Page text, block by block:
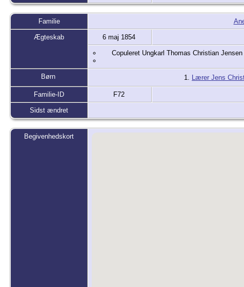
Familie
Ægteskab 6 maj 1854
Copuleret Ungkarl Thomas Christian
Børn 1. Lærer Jens
Familie-ID F72
Sidst ændret
Begivenhedskort